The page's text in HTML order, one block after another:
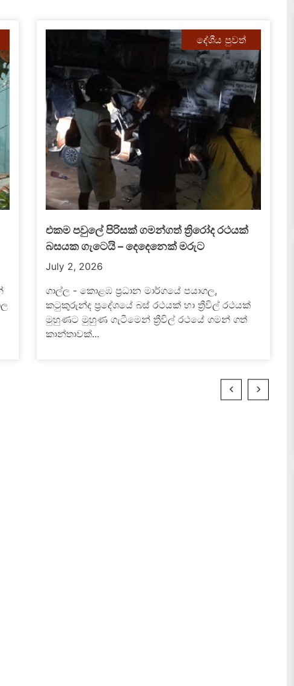
දේශීය පුවත්
කාදිනල් හිමිට එරෙහි අසත්‍ය ප්‍රචාර කතෝලික
රදගුරු සම්මේලනය හෙළා දකී
පාස්කු ඉරිදා ත්‍රස්ත ප්‍රහාරයේ වින්දිතයන්ට සත්‍යය සහ
සාධාරණය ඉටුකර දීම සඳහා අගරදගුරු අති උතුම්
මැල්කම් කාදිනල් රංජිත් හිමිපාණන් ඇතුළු කතෝලික
සභාව...